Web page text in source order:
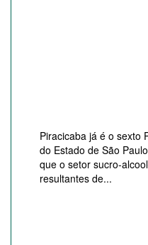
Piracicaba já é o sexto
do Estado de São
que o setor sucro-
resultantes de...